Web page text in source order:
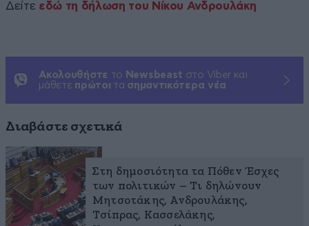
Δείτε εδώ τη δήλωση του Νίκου Ανδρουλάκη
Ακολουθήστε το Newsbeast στο Viber και
μάθετε πρώτοι τα σημαντικότερα νέα
Διαβάστε σχετικά
Στη δημοσιότητα τα Πόθεν Έσχες
των πολιτικών – Τι δηλώνουν
Μητσοτάκης, Ανδρουλάκης,
Τσίπρας, Κασσελάκης,